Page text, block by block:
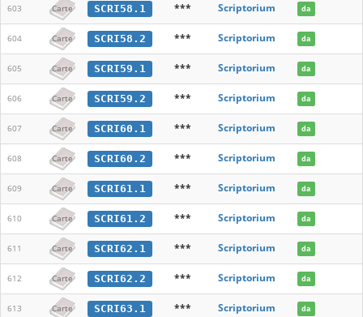
603 Carte SCRI58.1 *** Scriptorium da
604 Carte SCRI58.2 *** Scriptorium da
605 Carte SCRI59.1 *** Scriptorium da
606 Carte SCRI59.2 *** Scriptorium da
607 Carte SCRI60.1 *** Scriptorium da
608 Carte SCRI60.2 *** Scriptorium da
609 Carte SCRI61.1 *** Scriptorium da
610 Carte SCRI61.2 *** Scriptorium da
611 Carte SCRI62.1 *** Scriptorium da
612 Carte SCRI62.2 *** Scriptorium da
613 Carte SCRI63.1 *** Scriptorium da